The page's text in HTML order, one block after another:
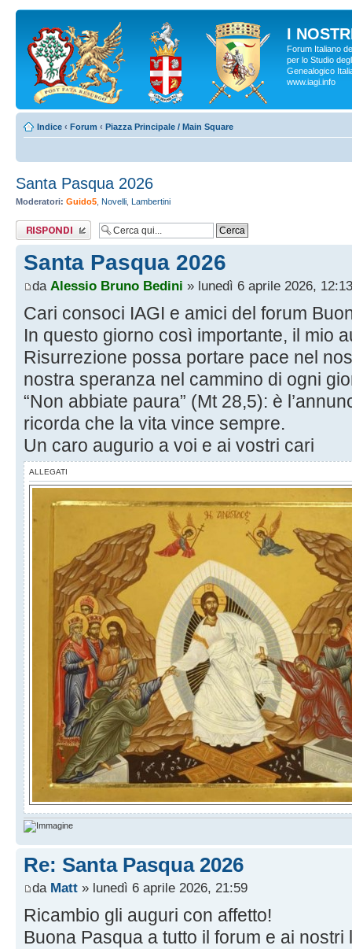
I
Forum Italiano
per lo Studio
Genealogico
www.iagi.info
Indice ‹ Forum ‹ Piazza Principale / Main Square
Santa Pasqua 2026
Moderatori: Guido5 Novelli Lambertini
Rispondi al
messaggio
Santa Pasqua 2026
da Alessio Bruno Bedini » lunedì 6 aprile 2026, 12:13
Cari consoci IAGI e amici del forum
In questo giorno così importante, il mio
Risurrezione possa portare pace nel
nostra speranza nel cammino di ogni
“Non abbiate paura” (Mt 28,5): è
ricorda che la vita vince sempre.
Un caro augurio a voi e ai vostri cari
ALLEGATI
Re: Santa Pasqua 2026
da Matt » lunedì 6 aprile 2026, 21:59
Ricambio gli auguri con affetto!
Buona Pasqua a tutto il forum e ai